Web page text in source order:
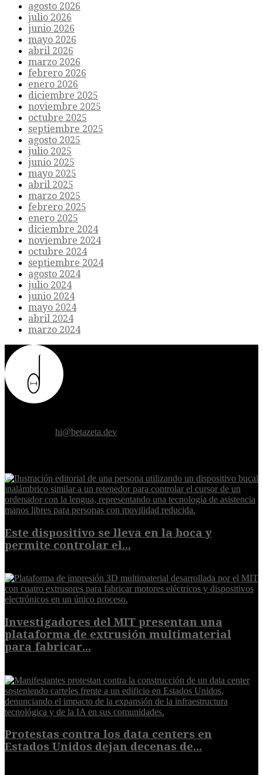
agosto 2026
julio 2026
junio 2026
mayo 2026
abril 2026
marzo 2026
febrero 2026
enero 2026
diciembre 2025
noviembre 2025
octubre 2025
septiembre 2025
agosto 2025
julio 2025
junio 2025
mayo 2025
abril 2025
marzo 2025
febrero 2025
enero 2025
diciembre 2024
noviembre 2024
octubre 2024
septiembre 2024
agosto 2024
julio 2024
junio 2024
mayo 2024
abril 2024
marzo 2024
hi@betazeta.dev
Este dispositivo se lleva en la boca y
permite controlar el...
Investigadores del MIT presentan una
plataforma de extrusión multimaterial
para fabricar...
Protestas contra los data centers en
Estados Unidos dejan decenas de...